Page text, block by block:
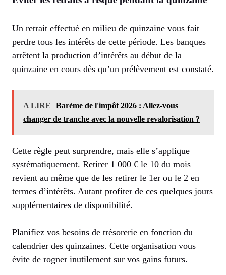
Un retrait effectué en milieu de quinzaine vous fait
perdre tous les intérêts de cette période. Les banques
arrêtent la production d’intérêts au début de la
quinzaine en cours dès qu’un prélèvement est constaté.
A LIRE
Barème de l'impôt 2026 : Allez-vous
changer de tranche avec la nouvelle revalorisation ?
Cette règle peut surprendre, mais elle s’applique
systématiquement. Retirer 1 000 € le 10 du mois
revient au même que de les retirer le 1er ou le 2 en
termes d’intérêts. Autant profiter de ces quelques jours
supplémentaires de disponibilité.
Planifiez vos besoins de trésorerie en fonction du
calendrier des quinzaines. Cette organisation vous
évite de rogner inutilement sur vos gains futurs.